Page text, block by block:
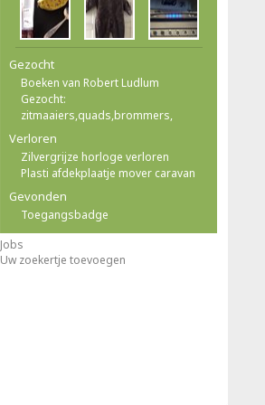
Gezocht
Boeken van Robert Ludlum
Gezocht:
zitmaaiers,quads,brommers,
Verloren
Zilvergrijze horloge verloren
Plasti afdekplaatje mover caravan
Gevonden
Toegangsbadge
Jobs
Uw zoekertje toevoegen